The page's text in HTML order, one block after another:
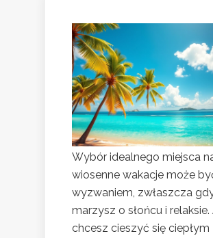
Wybór idealnego miejsca
wiosenne wakacje może
wyzwaniem, zwłaszcza
marzysz o słońcu i relaksie.
chcesz cieszyć się ciepłym